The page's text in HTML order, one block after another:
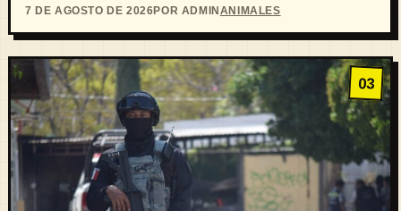
7 DE AGOSTO DE 2026POR ADMINANIMALES
03